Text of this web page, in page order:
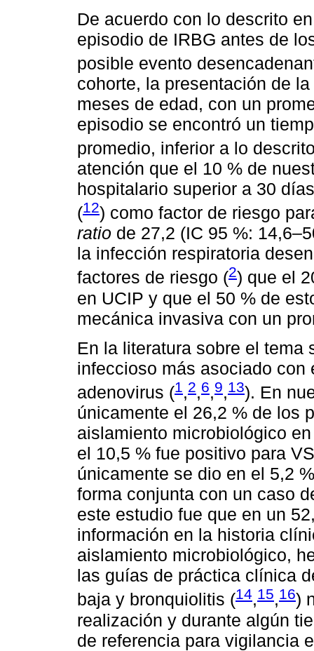
De acuerdo con lo descrito
episodio de IRBG antes de
posible evento
cohorte, la presentación de
meses de edad, con un
episodio se encontró un
promedio, inferior a lo
atención que el 10 % de
hospitalario superior a 30
(12) como factor de riesgo
ratio de 27,2 (IC 95 %:
la infección respiratoria
factores de riesgo (2) que el
en UCIP y que el 50 % de
mecánica invasiva con un
En la literatura sobre el tema
infeccioso más asociado con
adenovirus (1,2,6,9,13). En
únicamente el 26,2 % de los
aislamiento microbiológico
el 10,5 % fue positivo para
únicamente se dio en el 5,2
forma conjunta con un caso
este estudio fue que en un
información en la historia
aislamiento microbiológico,
las guías de práctica clínica
baja y bronquiolitis (14,15,16)
realización y durante algún
de referencia para vigilancia